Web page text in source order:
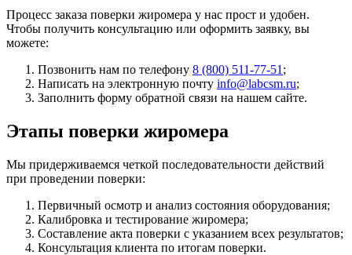
Процесс заказа поверки жиромера у нас прост и удобен.
Чтобы получить консультацию или оформить заявку, вы
можете:
Позвонить нам по телефону 8 (800) 511-77-51 ;
Написать на электронную почту info@labcsm.ru;
Заполнить форму обратной связи на нашем сайте.
Этапы поверки жиромера
Мы придерживаемся четкой последовательности действий
при проведении поверки:
Первичный осмотр и анализ состояния оборудования;
Калибровка и тестирование жиромера;
Составление акта поверки с указанием всех результатов;
Консультация клиента по итогам поверки.